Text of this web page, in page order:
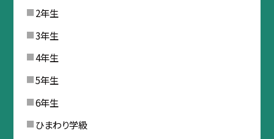
2年生
3年生
4年生
5年生
6年生
ひまわり学級